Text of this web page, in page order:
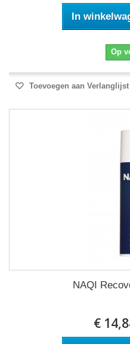
In
Op
Toevoegen aan Verlanglijst
NAQI
€